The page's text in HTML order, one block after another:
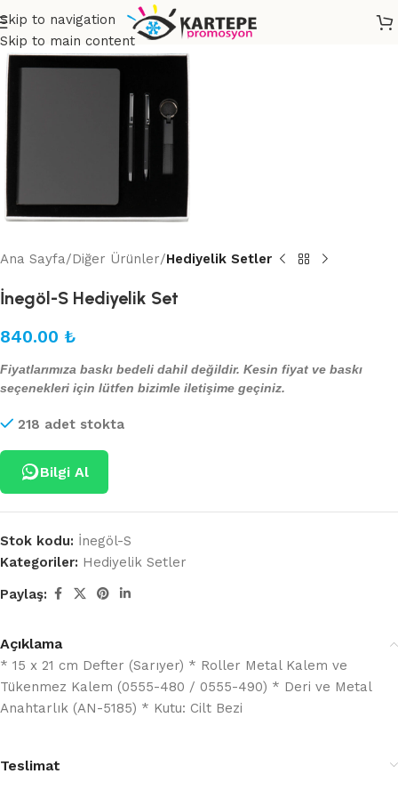
Skip to navigation
Skip to main content
Ana Sayfa Diğer Ürünler Hediyelik Setler
İnegöl-S Hediyelik Set
840.00 ₺
Fiyatlarımıza baskı bedeli dahil değildir. Kesin fiyat ve baskı
seçenekleri için lütfen bizimle iletişime geçiniz.
218 adet stokta
Bilgi Al
Stok kodu: İnegöl-S
Kategoriler: Hediyelik Setler
Paylaş:
Açıklama
* 15 x 21 cm Defter (Sarıyer) * Roller Metal Kalem ve
Tükenmez Kalem (0555-480 / 0555-490) * Deri ve Metal
Anahtarlık (AN-5185) * Kutu: Cilt Bezi
Teslimat